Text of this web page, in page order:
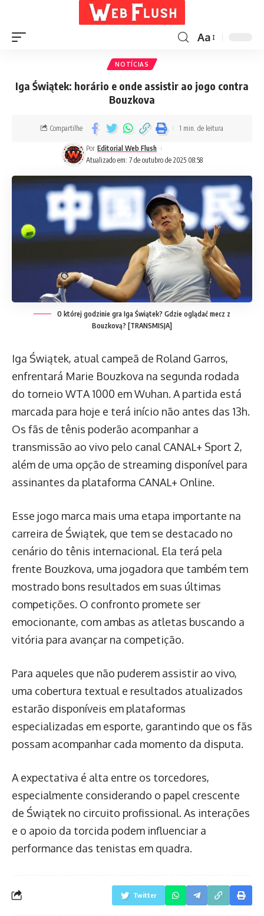
Aa
NOTÍCIAS
Iga Świątek: horário e onde assistir ao jogo contra
Bouzkova
Atualizado em: 7 de outubro de 2025 08:58
Por Editorial Web Flush
Compartilhe 1 min. de leitura
O której godzinie gra Iga Świątek? Gdzie oglądać mecz z
Bouzkovą? [TRANSMISJA]
Iga Świątek, atual campeã de Roland Garros,
enfrentará Marie Bouzkova na segunda rodada
do torneio WTA 1000 em Wuhan. A partida está
marcada para hoje e terá início não antes das 13h.
Os fãs de tênis poderão acompanhar a
transmissão ao vivo pelo canal CANAL+ Sport 2,
além de uma opção de streaming disponível para
assinantes da plataforma CANAL+ Online.
Esse jogo marca mais uma etapa importante na
carreira de Świątek, que tem se destacado no
cenário do tênis internacional. Ela terá pela
frente Bouzkova, uma jogadora que também tem
mostrado bons resultados em suas últimas
competições. O confronto promete ser
emocionante, com ambas as atletas buscando a
vitória para avançar na competição.
Para aqueles que não puderem assistir ao vivo,
uma cobertura textual e resultados atualizados
estarão disponíveis em plataformas
especializadas em esporte, garantindo que os fãs
possam acompanhar cada momento da disputa.
A expectativa é alta entre os torcedores,
especialmente considerando o papel crescente
de Świątek no circuito profissional. As interações
e o apoio da torcida podem influenciar a
performance das tenistas em quadra.
Twitter